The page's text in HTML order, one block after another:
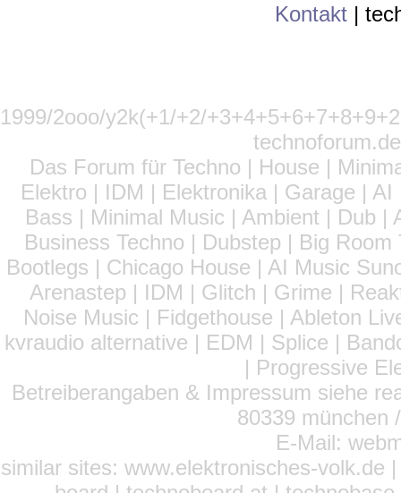
Kontakt |
1999/2ooo/y2k(+1/+2/
Das Forum für Techno | House |
Elektro | IDM | Elektronika | Garage |
Bass | Minimal Music | Ambient | Dub
Business Techno | Dubstep | Big
Bootlegs | Chicago House | AI Music
Arenastep | IDM | Glitch | Grime |
Noise Music | Fidgethouse | Ableton
kvraudio alternative | EDM | Splice |
| Progressive
Betreiberangaben & Impressum siehe
80339 münchen
E-Mail:
similar sites: www.elektronisches-volk.de